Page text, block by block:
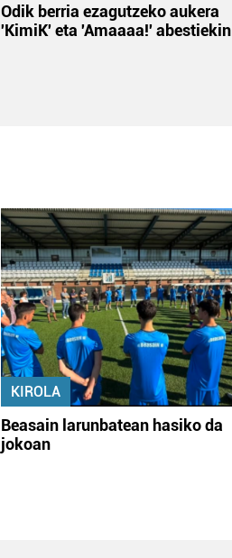
Odik berria ezagutzeko aukera
'KimiK' eta 'Amaaaa!' abestiekin
KIROLA
Beasain larunbatean hasiko da
jokoan